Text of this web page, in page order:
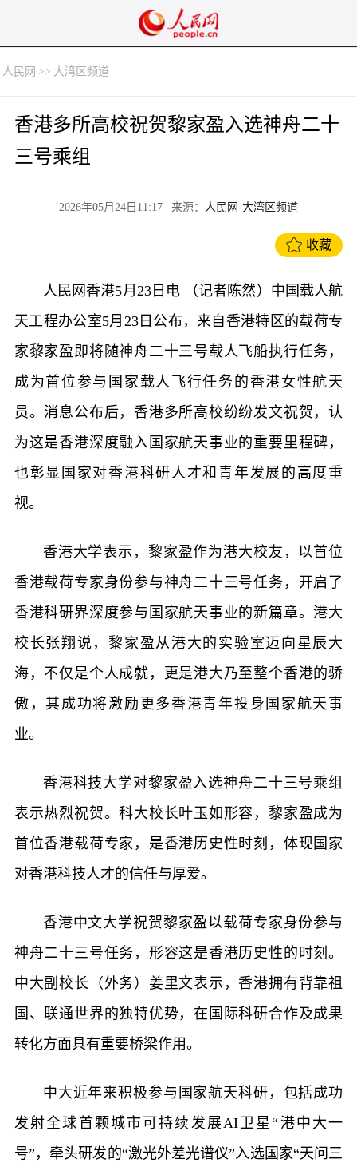
人民网 >> 大湾区频道
香港多所高校祝贺黎家盈入选神舟二十
三号乘组
2026年05月24日11:17 | 来源： 人民网-大湾区频道
收藏
人民网香港5月23日电 （记者陈然）中国载人航
天工程办公室5月23日公布，来自香港特区的载荷专
家黎家盈即将随神舟二十三号载人飞船执行任务，
成为首位参与国家载人飞行任务的香港女性航天
员。消息公布后，香港多所高校纷纷发文祝贺，认
为这是香港深度融入国家航天事业的重要里程碑，
也彰显国家对香港科研人才和青年发展的高度重
视。
香港大学表示，黎家盈作为港大校友，以首位
香港载荷专家身份参与神舟二十三号任务，开启了
香港科研界深度参与国家航天事业的新篇章。港大
校长张翔说，黎家盈从港大的实验室迈向星辰大
海，不仅是个人成就，更是港大乃至整个香港的骄
傲，其成功将激励更多香港青年投身国家航天事
业。
香港科技大学对黎家盈入选神舟二十三号乘组
表示热烈祝贺。科大校长叶玉如形容，黎家盈成为
首位香港载荷专家，是香港历史性时刻，体现国家
对香港科技人才的信任与厚爱。
香港中文大学祝贺黎家盈以载荷专家身份参与
神舟二十三号任务，形容这是香港历史性的时刻。
中大副校长（外务）姜里文表示，香港拥有背靠祖
国、联通世界的独特优势，在国际科研合作及成果
转化方面具有重要桥梁作用。
中大近年来积极参与国家航天科研，包括成功
发射全球首颗城市可持续发展AI卫星“港中大一
号”，牵头研发的“激光外差光谱仪”入选国家“天问三